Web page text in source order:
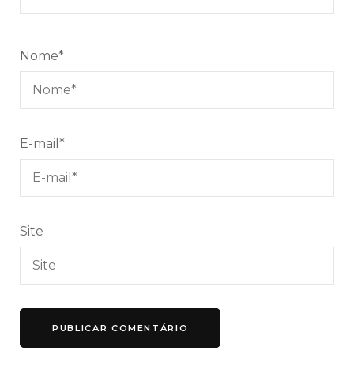
Nome*
E-mail *
Site